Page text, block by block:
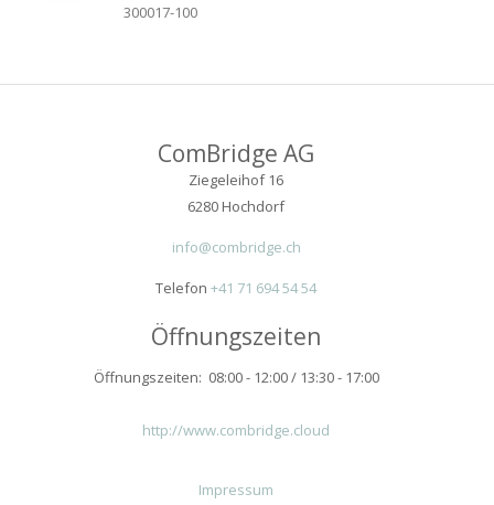
300017-100
ComBridge AG
Ziegeleihof 16
6280 Hochdorf
info@combridge.ch
Telefon +41 71 694 54 54
Öffnungszeiten
Öffnungszeiten: 08:00 - 12:00 / 13:30 - 17:00
http://www.combridge.cloud
Impressum